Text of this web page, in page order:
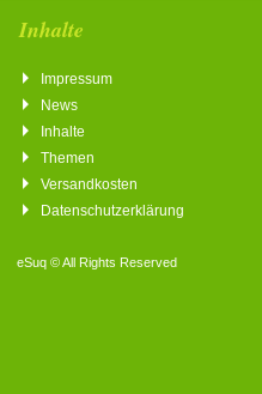
Inhalte
Impressum
News
Inhalte
Themen
Versandkosten
Datenschutzerklärung
eSuq © All Rights Reserved